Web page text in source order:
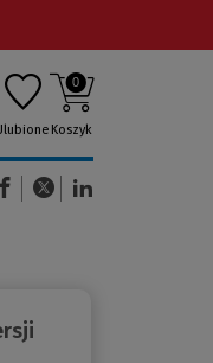
0
Koszyk
(Nowe okno)(Link do innej strony)